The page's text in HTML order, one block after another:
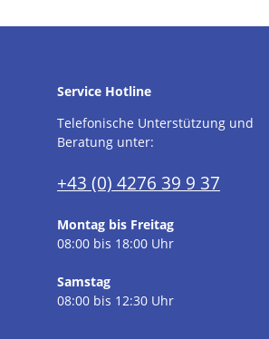
Service Hotline
Telefonische Unterstützung und
Beratung unter:
+43 (0) 4276 39 9 37
Montag bis Freitag
08:00 bis 18:00 Uhr
Samstag
08:00 bis 12:30 Uhr